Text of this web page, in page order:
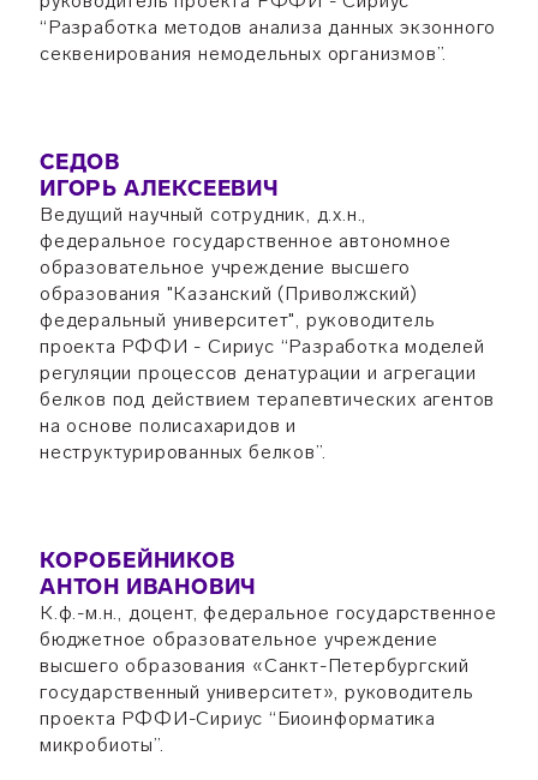
“Разработка методов анализа данных экзонного
секвенирования немодельных организмов”.
СЕДОВ
ИГОРЬ АЛЕКСЕЕВИЧ
Ведущий научный сотрудник, д.х.н.,
федеральное государственное автономное
образовательное учреждение высшего
образования "Казанский (Приволжский)
федеральный университет", руководитель
проекта РФФИ - Сириус “Разработка моделей
регуляции процессов денатурации и агрегации
белков под действием терапевтических агентов
на основе полисахаридов и
неструктурированных белков”.
КОРОБЕЙНИКОВ
АНТОН ИВАНОВИЧ
К.ф.-м.н., доцент, федеральное государственное
бюджетное образовательное учреждение
высшего образования «Санкт-Петербургский
государственный университет», руководитель
проекта РФФИ-Сириус “Биоинформатика
микробиоты”.